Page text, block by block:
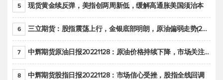
5 现货黄金续反弹，美指创两周新低，缓解高通胀美国须治本
6 三立期货：股指震荡上行，金银底部明朗，原油偏弱走势(20221128收评)
7 中辉期货原油日报20221128：原油价格持续下降，市场关注OPEC+新一轮产能政策
8 中辉期货股指日报20221128：市场信心受挫，股指全线回调